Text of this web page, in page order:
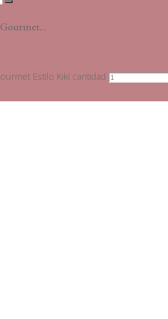
Estilo Kikí cantidad